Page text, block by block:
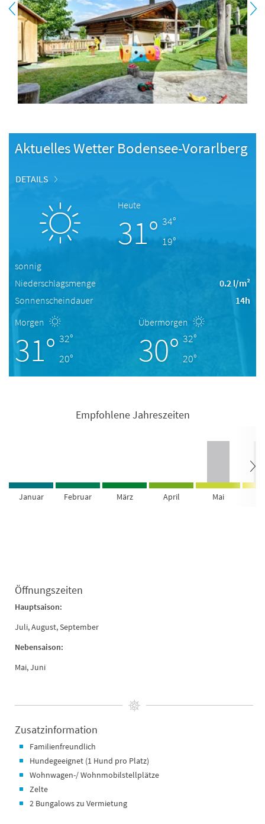
Aktuelles Wetter Bodensee-Vorarlberg
DETAILS
Heute
31° 34°
19°
sonnig
Niederschlagsmenge
0.2 l/m²
Sonnenscheindauer
14h
Morgen
31° 32°
20°
Übermorgen
30° 32°
20°
Empfohlene Jahreszeiten
Januar Februar März April Mai
Öffnungszeiten
Hauptsaison:
Juli, August, September
Nebensaison:
Mai, Juni
Zusatzinformation
Familienfreundlich
Hundegeeignet (1 Hund pro Platz)
Wohnwagen-/ Wohnmobilstellplätze
Zelte
2 Bungalows zu Vermietung